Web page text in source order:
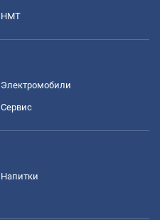
НМТ
Электромобили
Сервис
Напитки